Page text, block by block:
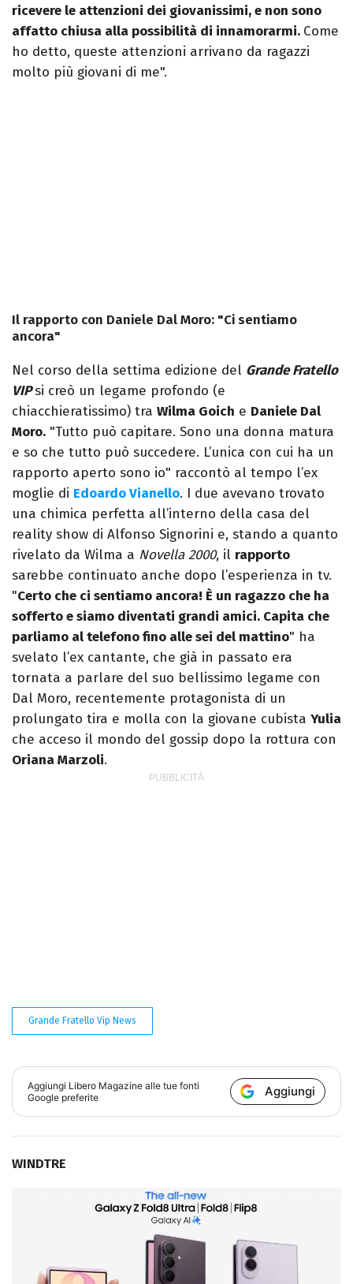
ricevere le attenzioni dei giovanissimi, e non sono
affatto chiusa alla possibilità di innamorarmi. Come
ho detto, queste attenzioni arrivano da ragazzi
molto più giovani di me".
Il rapporto con Daniele Dal Moro: "Ci sentiamo
ancora"
Nel corso della settima edizione del Grande Fratello
VIPsi creò un legame profondo (e
chiacchieratissimo) tra Wilma Goich e Daniele Dal
Moro. "Tutto può capitare. Sono una donna matura
e so che tutto può succedere. L’unica con cui ha un
rapporto aperto sono io" raccontò al tempo l’ex
moglie di Edoardo Vianello. I due avevano trovato
una chimica perfetta all’interno della casa del
reality show di Alfonso Signorini e, stando a quanto
rivelato da Wilma a Novella 2000, il rapporto
sarebbe continuato anche dopo l’esperienza in tv.
"Certo che ci sentiamo ancora! È un ragazzo che ha
sofferto e siamo diventati grandi amici. Capita che
parliamo al telefono fino alle sei del mattino" ha
svelato l’ex cantante, che già in passato era
tornata a parlare del suo bellissimo legame con
Dal Moro, recentemente protagonista di un
prolungato tira e molla con la giovane cubista Yulia
che acceso il mondo del gossip dopo la rottura con
Oriana Marzoli.
Grande Fratello Vip News
Aggiungi Libero Magazine alle tue fonti
Google preferite
Aggiungi
WINDTRE